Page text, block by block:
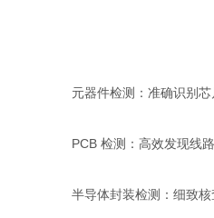
元器件检测：准确识别
PCB 检测：高效发现线
半导体封装检测：细致